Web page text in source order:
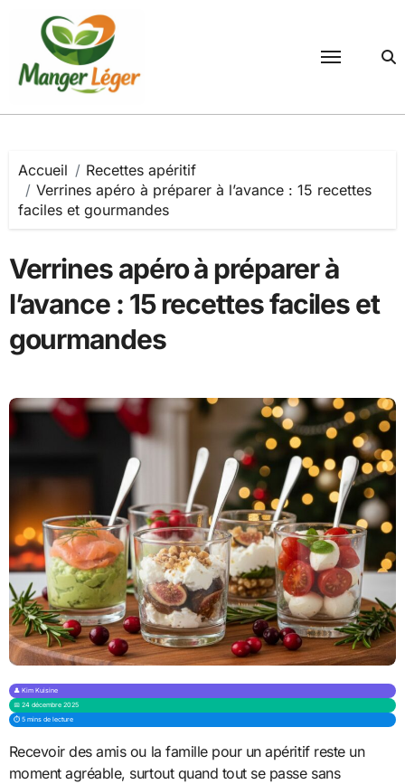
contenu
Accueil
Recettes apéritif
Verrines apéro à préparer à l’avance : 15 recettes
faciles et gourmandes
Verrines apéro à préparer à
l’avance : 15 recettes faciles et
gourmandes
👤 Kim Kuisine
📅 24 décembre 2025
⏱️ 5 mins de lecture
Recevoir des amis ou la famille pour un apéritif reste un
moment agréable, surtout quand tout se passe sans